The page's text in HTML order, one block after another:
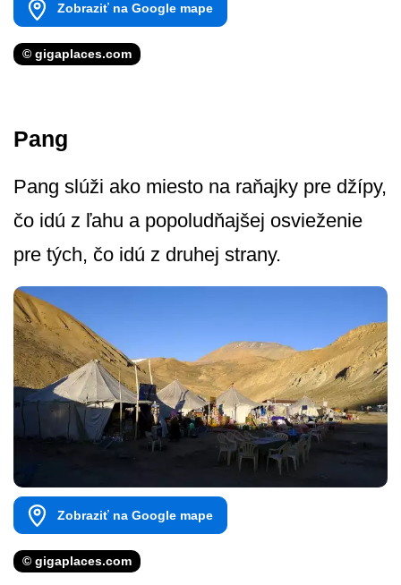
Zobraziť na Google mape
© gigaplaces.com
Pang
Pang slúži ako miesto na raňajky pre džípy,
čo idú z ľahu a popoludňajšej osvieženie
pre tých, čo idú z druhej strany.
Zobraziť na Google mape
© gigaplaces.com